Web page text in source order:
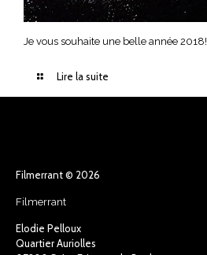
Je vous souhaite une belle année 2018!
Lire la suite
Filmerrant © 2026
Filmerrant
Elodie Pelloux
Quartier Auriolles